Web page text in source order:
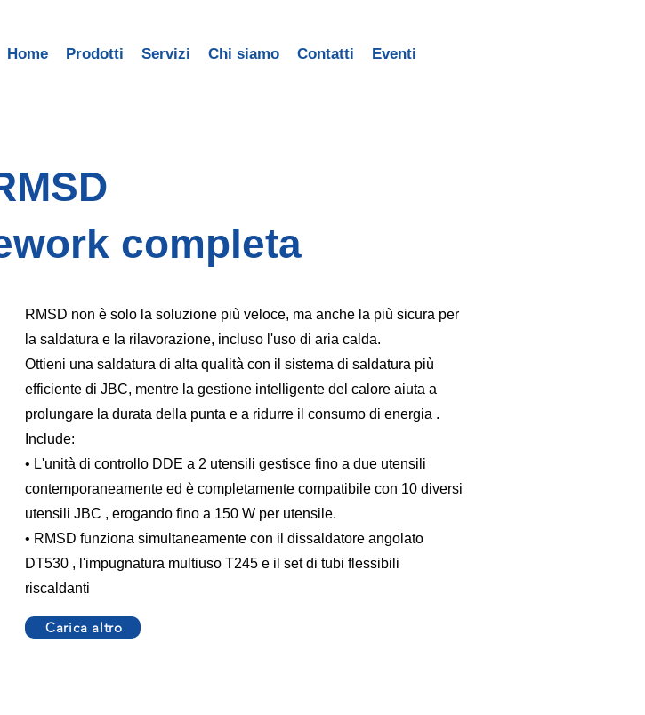
Home Prodotti Servizi Chi siamo Contatti Eventi
completa
RMSD non è solo la soluzione più veloce, ma anche la più sicura per
la saldatura e la rilavorazione, incluso l'uso di aria calda.
Ottieni una saldatura di alta qualità con il sistema di saldatura più
efficiente di JBC, mentre la gestione intelligente del calore aiuta a
prolungare la durata della punta e a ridurre il consumo di energia .
Include:
• L'unità di controllo DDE a 2 utensili gestisce fino a due utensili
contemporaneamente ed è completamente compatibile con 10 diversi
utensili JBC , erogando fino a 150 W per utensile.
• RMSD funziona simultaneamente con il dissaldatore angolato
DT530, l'impugnatura multiuso T245 e il set di tubi flessibili
riscaldanti
Carica altro